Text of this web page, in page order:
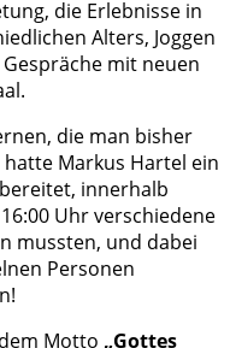
die Erlebnisse in
Alters, Joggen
mit neuen
die man bisher
Markus Hartel ein
innerhalb
Uhr verschiedene
mussten, und dabei
Personen
Motto „Gottes